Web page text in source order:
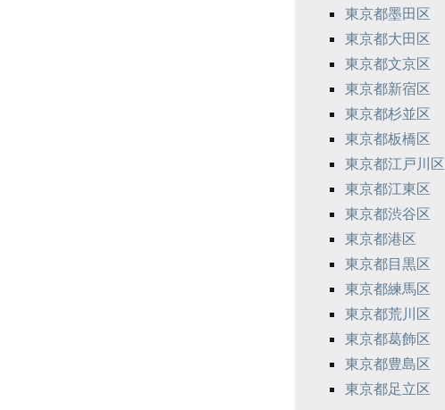
東京都墨田区
東京都大田区
東京都文京区
東京都新宿区
東京都杉並区
東京都板橋区
東京都江戸川区
東京都江東区
東京都渋谷区
東京都港区
東京都目黒区
東京都練馬区
東京都荒川区
東京都葛飾区
東京都豊島区
東京都足立区